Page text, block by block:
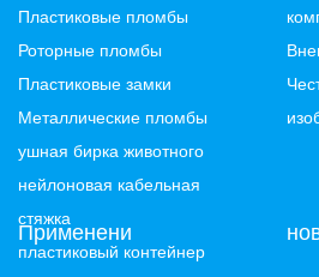
Пластиковые пломбы
Роторные пломбы
Пластиковые замки
Металлические пломбы
ушная бирка животного
нейлоновая кабельная
стяжка
пластиковый контейнер
Применени